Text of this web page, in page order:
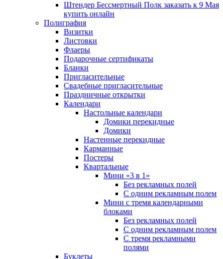
Штендер Бессмертный Полк заказать к 9 Мая
купить онлайн
Полиграфия
Визитки
Листовки
Флаеры
Подарочные сертификаты
Бланки
Пригласительные
Свадебные пригласительные
Праздничные открытки
Календари
Настольные календари
Домики перекидные
Домики
Настенные перекидные
Карманные
Постеры
Квартальные
Мини «3 в 1»
Без рекламных полей
С одним рекламным полем
Мини с тремя календарными
блоками
Без рекламных полей
С одним рекламным полем
С тремя рекламными
полями
Буклеты